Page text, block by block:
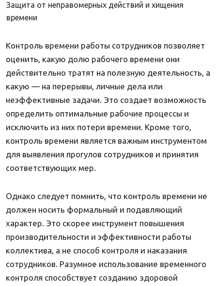
Защита от неправомерных действий и хищения
времени
Контроль времени работы сотрудников позволяет
оценить, какую долю рабочего времени они
действительно тратят на полезную деятельность, а
какую — на перерывы, личные дела или
неэффективные задачи. Это создает возможность
определить оптимальные рабочие процессы и
исключить из них потери времени. Кроме того,
контроль времени является важным инструментом
для выявления прогулов сотрудников и принятия
соответствующих мер.
Однако следует помнить, что контроль времени не
должен носить формальный и подавляющий
характер. Это скорее инструмент повышения
производительности и эффективности работы
коллектива, а не способ контроля и наказания
сотрудников. Разумное использование временного
контроля способствует созданию здоровой